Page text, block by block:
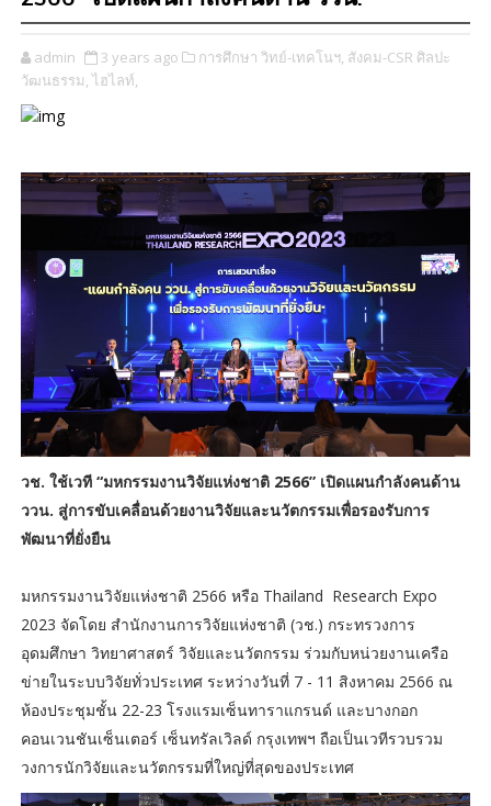
admin 3 years ago การศึกษา วิทย์-เทคโนฯ, สังคม-CSR ศิลปะ
วัฒนธรรม, ไฮไลท์,
วช. ใช้เวที “มหกรรมงานวิจัยแห่งชาติ 2566” เปิดแผนกำลังคนด้าน
ววน. สู่การขับเคลื่อนด้วยงานวิจัยและนวัตกรรมเพื่อรองรับการ
พัฒนาที่ยั่งยืน
มหกรรมงานวิจัยแห่งชาติ 2566 หรือ Thailand Research Expo
2023 จัดโดย สำนักงานการวิจัยแห่งชาติ (วช.) กระทรวงการ
อุดมศึกษา วิทยาศาสตร์ วิจัยและนวัตกรรม ร่วมกับหน่วยงานเครือ
ข่ายในระบบวิจัยทั่วประเทศ ระหว่างวันที่ 7 - 11 สิงหาคม 2566 ณ
ห้องประชุมชั้น 22-23 โรงแรมเซ็นทาราแกรนด์ และบางกอก
คอนเวนชันเซ็นเตอร์ เซ็นทรัลเวิลด์ กรุงเทพฯ ถือเป็นเวทีรวบรวม
วงการนักวิจัยและนวัตกรรมที่ใหญ่ที่สุดของประเทศ